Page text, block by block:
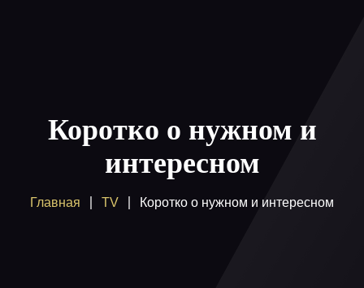
Как смотреть
Купить
Помощь
Коротко о нужном и
интересном
Главная TV Коротко о нужном и интересном